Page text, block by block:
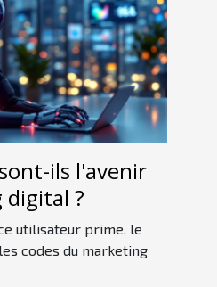
ils l'avenir
?
utilisateur prime, le
codes du marketing